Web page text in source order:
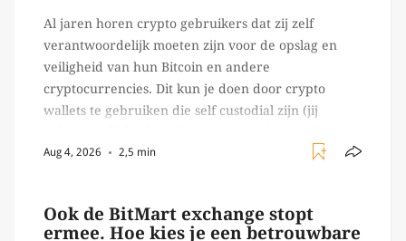
Al jaren horen crypto gebruikers dat zij zelf
verantwoordelijk moeten zijn voor de opslag en
veiligheid van hun Bitcoin en andere
cryptocurrencies. Dit kun je doen door crypto
wallets te gebruiken die self custodial zijn (jij
Ledger of Trezor bijvoorbeeld. Echter, op 29 juli
Aug 4, 2026 2,5 min
Ook de BitMart exchange stopt
ermee. Hoe kies je een betrouwbare